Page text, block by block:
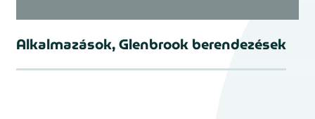
Alkalmazások, Glenbrook berendezések